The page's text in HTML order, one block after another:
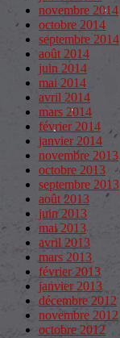
novembre 2014
octobre 2014
septembre 2014
août 2014
juin 2014
mai 2014
avril 2014
mars 2014
février 2014
janvier 2014
novembre 2013
octobre 2013
septembre 2013
août 2013
juin 2013
mai 2013
avril 2013
mars 2013
février 2013
janvier 2013
décembre 2012
novembre 2012
octobre 2012